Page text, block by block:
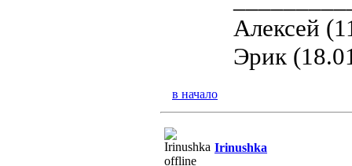
Алексей
Эрик
в начало
Irinushka